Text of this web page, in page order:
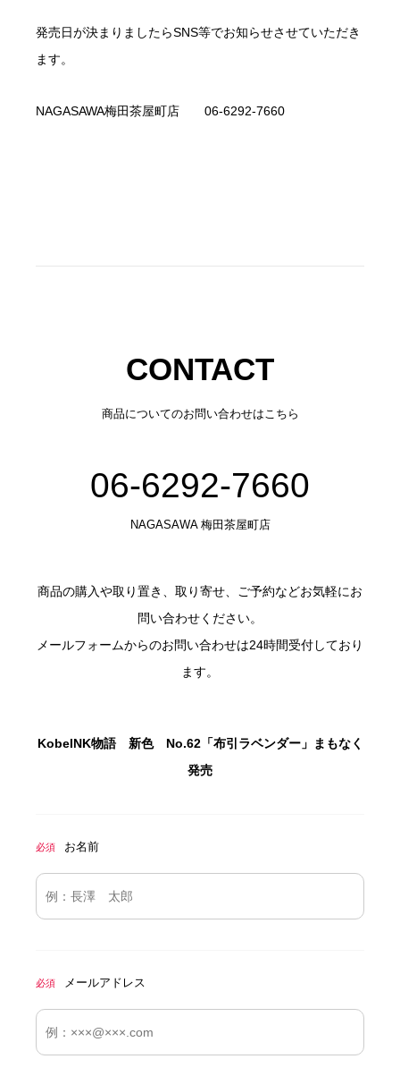
発売日が決まりましたらSNS等でお知らせさせていただき
ます。
NAGASAWA梅田茶屋町店 06-6292-7660
CONTACT
商品についてのお問い合わせはこちら
06-6292-7660
NAGASAWA 梅田茶屋町店
商品の購入や取り置き、取り寄せ、ご予約などお気軽にお
問い合わせください。
メールフォームからのお問い合わせは24時間受付しており
ます。
KobeINK物語 新色 No.62「布引ラベンダー」まもなく
発売
必須 お名前
必須 メールアドレス